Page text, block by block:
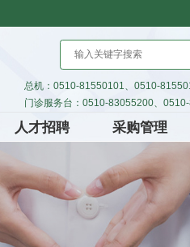
总机：0510-81550101、0510-
门诊服务台：0510-83055200、
人才招聘 采购管理